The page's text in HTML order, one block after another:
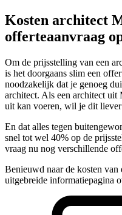
Kosten architect
offerteaanvraag
Om de prijsstelling van een
is het doorgaans slim een
noodzakelijk dat je genoeg
architect. Als een architect
uit kan voeren, wil je dit
En dat alles tegen
snel tot wel 40% op de
vraag nu nog verschillende
Benieuwd naar de kosten
uitgebreide informatiepagina